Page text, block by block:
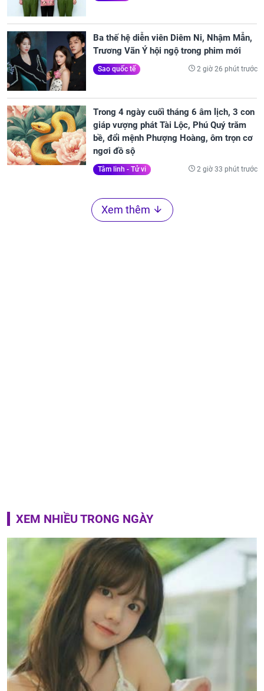
Ba thế hệ diễn viên Diêm Ni, Nhậm Mẫn,
Trương Vãn Ý hội ngộ trong phim mới
Sao quốc tế 2 giờ 26 phút trước
Trong 4 ngày cuối tháng 6 âm lịch, 3 con
giáp vượng phát Tài Lộc, Phú Quý trăm
bề, đổi mệnh Phượng Hoàng, ôm trọn cơ
ngơi đồ sộ
Tâm linh - Tử vi 2 giờ 33 phút trước
Xem thêm
XEM NHIỀU TRONG NGÀY